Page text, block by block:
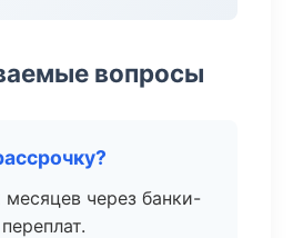
вопросы
через банки-